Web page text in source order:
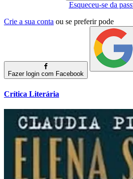
Esqueceu-se da
Crie a sua conta ou se preferir pode
Fazer login com Facebook
Crítica Literária